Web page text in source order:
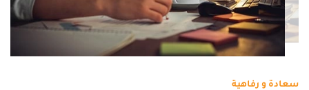
سعادة و رفاهية